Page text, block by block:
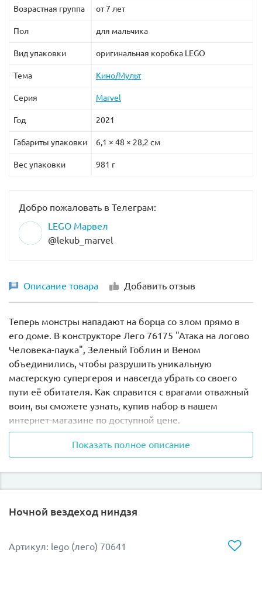
Возрастная группа от 7 лет
Пол для мальчика
Вид упаковки оригинальная коробка LEGO
Тема Кино/Мульт
Серия Marvel
Год 2021
Габариты упаковки 6,1 × 48 × 28,2 см
Вес упаковки 981 г
Добро пожаловать в Телеграм:
LEGO Марвел
@lekub_marvel
Описание товара Добавить отзыв
Теперь монстры нападают на борца со злом прямо в
его доме. В конструкторе Лего 76175 "Атака на логово
Человека-паука", Зеленый Гоблин и Веном
объединились, чтобы разрушить уникальную
мастерскую супергероя и навсегда убрать со своего
пути её обитателя. Как справится с врагами отважный
воин, вы сможете узнать, купив набор в нашем
интернет-магазине по доступной цене.
В прекрасно оснащенной мастерской супергероя
предусмотрены различные специальные зоны. Для
занятий спортом есть баскетбольное кольцо и
скейтборд с рампой. Отдохнуть можно, освежившись
витрине, рядом мотоцикл и оружие, а для злодеев
Показать полное описание
Ночной вездеход ниндзя
Артикул: lego (лего) 70641